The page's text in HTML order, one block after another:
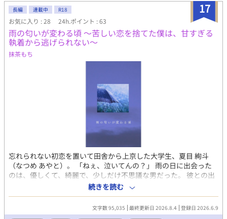
17
長編 連載中 R18
お気に入り : 28 24h.ポイント : 63
雨の匂いが変わる頃 〜苦しい恋を捨てた僕は、甘すぎる
執着から逃げられない〜
抹茶もち
忘れられない初恋を置いて田舎から上京した大学生、夏目 絢斗
（なつめ あやと）。 「ねぇ、泣いてんの？」 雨の日に出会った
のは、優しくて、綺麗で、少しだけ不思議な男だった。 彼との出
会いは、初恋に囚われていた絢斗の世界を少しずつ変えていく。
次第に絢斗は、琉唯の甘く重い気持ちに心地よさを感じるように
なってきて───。 愛に飢えた男×初恋に囚われている男の、重
ラブストーリー。 ※他サイトでも公開中です
続きを読む
文字数 95,035 最終更新日 2026.8.4 登録日 2026.6.9